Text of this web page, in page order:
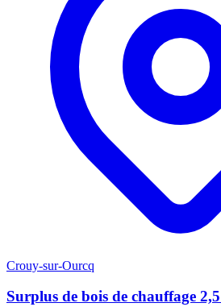
Crouy-sur-Ourcq
Surplus de bois de chauffage 2,5